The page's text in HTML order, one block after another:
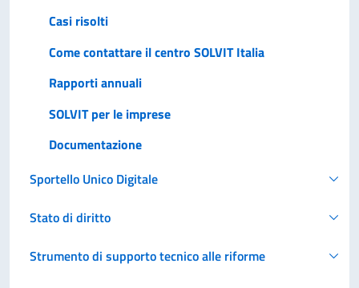
Casi risolti
Come contattare il centro SOLVIT Italia
Rapporti annuali
SOLVIT per le imprese
Documentazione
Sportello Unico Digitale
Stato di diritto
Strumento di supporto tecnico alle riforme